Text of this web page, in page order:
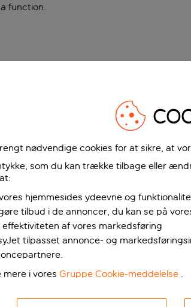
function.
nødvendige cookies for at sikre, at
som du kan trække tilbage eller
hjemmesides ydeevne og
tilbud i de annoncer, du kan se på
effektiviteten af vores markedsføring
tilpasset annonce- og
i vores Gruppe Cookie-meddelelse .